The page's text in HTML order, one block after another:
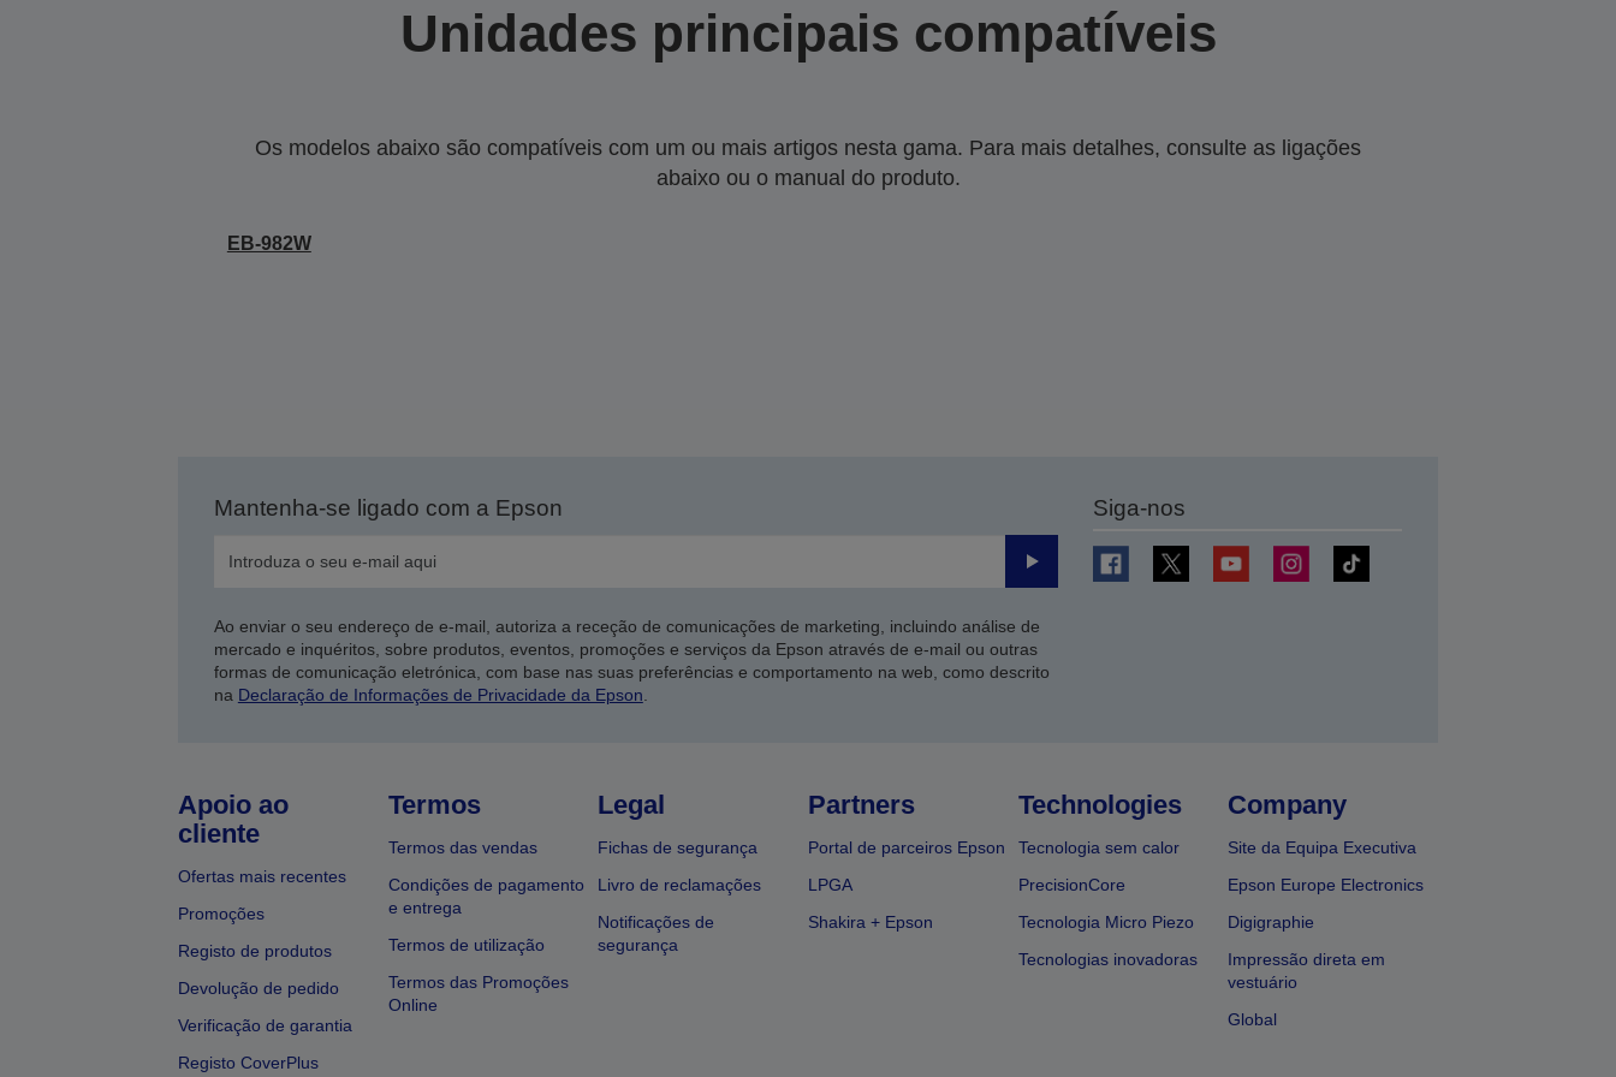
Unidades principais compatíveis
Os modelos abaixo são compatíveis com um ou mais artigos nesta gama. Para mais detalhes, consulte as ligações
abaixo ou o manual do produto.
EB-982W
Mantenha-se ligado com a Epson
Enviar
Ao enviar o seu endereço de e-mail, autoriza a receção de comunicações de marketing, incluindo análise de
mercado e inquéritos, sobre produtos, eventos, promoções e serviços da Epson através de e-mail ou outras
formas de comunicação eletrónica, com base nas suas preferências e comportamento na web, como descrito
na Declaração de Informações de Privacidade da Epson
Siga-nos
Apoio ao
cliente
Ofertas mais recentes
Promoções
Registo de produtos
Devolução de pedido
Verificação de garantia
Registo CoverPlus
Termos
Termos das vendas
Condições de pagamento
e entrega
Termos de utilização
Termos das Promoções
Online
Legal
Fichas de segurança
Livro de reclamações
Notificações de
segurança
Partners
Portal de parceiros Epson
LPGA
Shakira + Epson
Technologies
Tecnologia sem calor
PrecisionCore
Tecnologia Micro Piezo
Tecnologias inovadoras
Company
Site da Equipa Executiva
Epson Europe Electronics
Digigraphie
Impressão direta em
vestuário
Global